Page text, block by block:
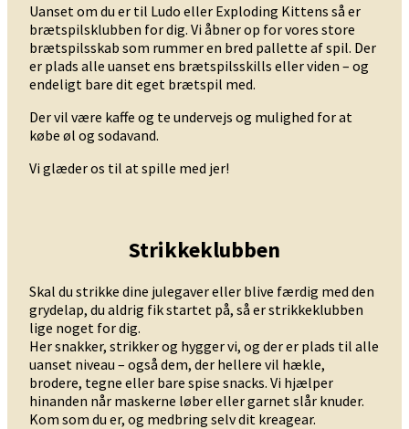
Uanset om du er til Ludo eller Exploding Kittens så er
brætspilsklubben for dig. Vi åbner op for vores store
brætspilsskab som rummer en bred pallette af spil. Der
er plads alle uanset ens brætspilsskills eller viden – og
endeligt bare dit eget brætspil med.
Der vil være kaffe og te undervejs og mulighed for at
købe øl og sodavand.
Vi glæder os til at spille med jer!
Strikkeklubben
Skal du strikke dine julegaver eller blive færdig med den
grydelap, du aldrig fik startet på, så er strikkeklubben
lige noget for dig.
Her snakker, strikker og hygger vi, og der er plads til alle
uanset niveau – også dem, der hellere vil hækle,
brodere, tegne eller bare spise snacks. Vi hjælper
hinanden når maskerne løber eller garnet slår knuder.
Kom som du er, og medbring selv dit kreagear.